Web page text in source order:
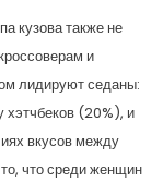
кузова также не
и
лидируют седаны:
хэтчбеков (20%), и
вкусов между
что среди женщин